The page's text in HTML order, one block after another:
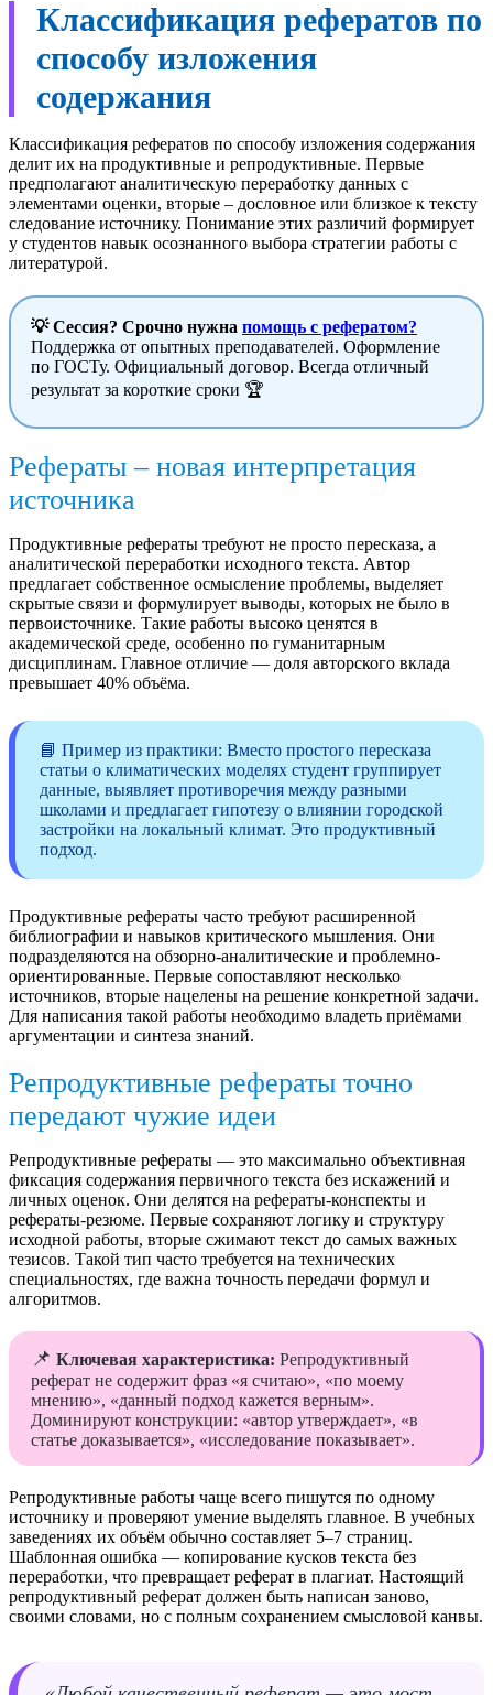
Классификация рефератов по
способу изложения
содержания
Классификация рефератов по способу изложения содержания
делит их на продуктивные и репродуктивные. Первые
предполагают аналитическую переработку данных с
элементами оценки, вторые – дословное или близкое к тексту
следование источнику. Понимание этих различий формирует
у студентов навык осознанного выбора стратегии работы с
литературой.
💡 Сессия? Срочно нужна помощь с рефератом?
Поддержка от опытных преподавателей. Оформление
по ГОСТу. Официальный договор. Всегда отличный
результат за короткие сроки 🏆
Рефераты – новая интерпретация
источника
Продуктивные рефераты требуют не просто пересказа, а
аналитической переработки исходного текста. Автор
предлагает собственное осмысление проблемы, выделяет
скрытые связи и формулирует выводы, которых не было в
первоисточнике. Такие работы высоко ценятся в
академической среде, особенно по гуманитарным
дисциплинам. Главное отличие — доля авторского вклада
превышает 40% объёма.
📘 Пример из практики: Вместо простого пересказа
статьи о климатических моделях студент группирует
данные, выявляет противоречия между разными
школами и предлагает гипотезу о влиянии городской
застройки на локальный климат. Это продуктивный
подход.
Продуктивные рефераты часто требуют расширенной
библиографии и навыков критического мышления. Они
подразделяются на обзорно-аналитические и проблемно-
ориентированные. Первые сопоставляют несколько
источников, вторые нацелены на решение конкретной задачи.
Для написания такой работы необходимо владеть приёмами
аргументации и синтеза знаний.
Репродуктивные рефераты точно
передают чужие идеи
Репродуктивные рефераты — это максимально объективная
фиксация содержания первичного текста без искажений и
личных оценок. Они делятся на рефераты‑конспекты и
рефераты‑резюме. Первые сохраняют логику и структуру
исходной работы, вторые сжимают текст до самых важных
тезисов. Такой тип часто требуется на технических
специальностях, где важна точность передачи формул и
алгоритмов.
📌 Ключевая характеристика: Репродуктивный
реферат не содержит фраз «я считаю», «по моему
мнению», «данный подход кажется верным».
Доминируют конструкции: «автор утверждает», «в
статье доказывается», «исследование показывает».
Репродуктивные работы чаще всего пишутся по одному
источнику и проверяют умение выделять главное. В учебных
заведениях их объём обычно составляет 5–7 страниц.
Шаблонная ошибка — копирование кусков текста без
переработки, что превращает реферат в плагиат. Настоящий
репродуктивный реферат должен быть написан заново,
своими словами, но с полным сохранением смысловой канвы.